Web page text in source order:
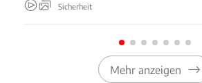
Sicherheit
Mehr anzeigen